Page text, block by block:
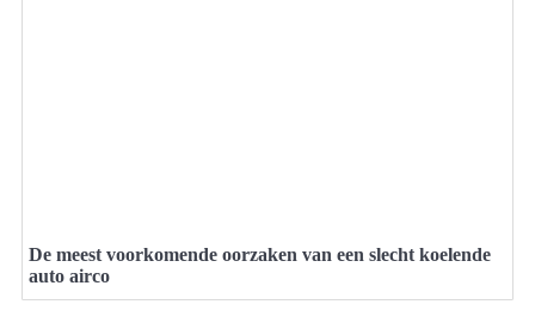
De meest voorkomende oorzaken van een slecht koelende
auto airco